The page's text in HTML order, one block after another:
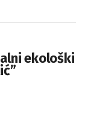
ekološki